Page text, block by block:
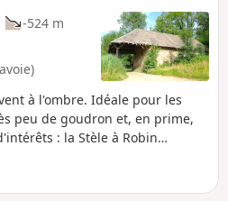
-524 m
à l'ombre. Idéale pour les
peu de goudron et, en prime,
: la Stèle à Robin